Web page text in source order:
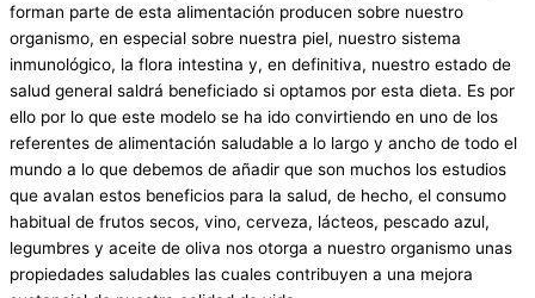
forman parte de esta alimentación producen sobre nuestro
organismo, en especial sobre nuestra piel, nuestro sistema
inmunológico, la flora intestina y, en definitiva, nuestro estado de
salud general saldrá beneficiado si optamos por esta dieta. Es por
ello por lo que este modelo se ha ido convirtiendo en uno de los
referentes de alimentación saludable a lo largo y ancho de todo el
mundo a lo que debemos de añadir que son muchos los estudios
que avalan estos beneficios para la salud, de hecho, el consumo
habitual de frutos secos, vino, cerveza, lácteos, pescado azul,
legumbres y aceite de oliva nos otorga a nuestro organismo unas
propiedades saludables las cuales contribuyen a una mejora